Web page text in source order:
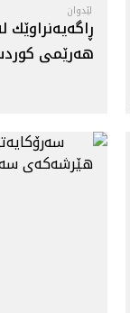
لێدوان
هەرێمی